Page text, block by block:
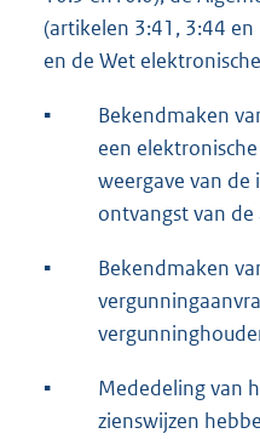
(artikelen 3:41, 3:44
en de Wet
▪
Bekendmaken
een
weergave van de
ontvangst van de
▪
Bekendmaken
▪
Mededeling van
zienswijzen